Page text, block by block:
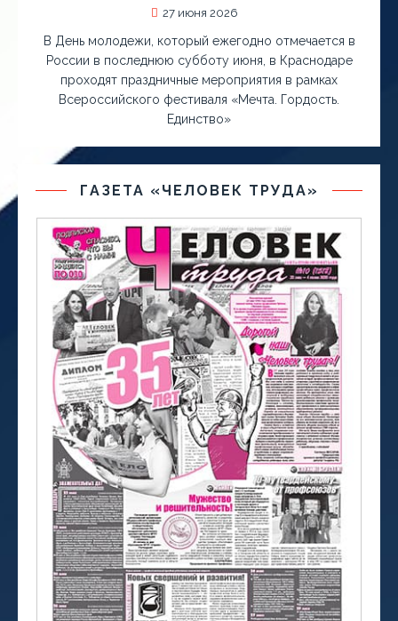
27 июня 2026
​В День молодежи, который ежегодно отмечается в
России в последнюю субботу июня, в Краснодаре
проходят праздничные мероприятия в рамках
Всероссийского фестиваля «Мечта. Гордость.
Единство»
ГАЗЕТА «ЧЕЛОВЕК ТРУДА»